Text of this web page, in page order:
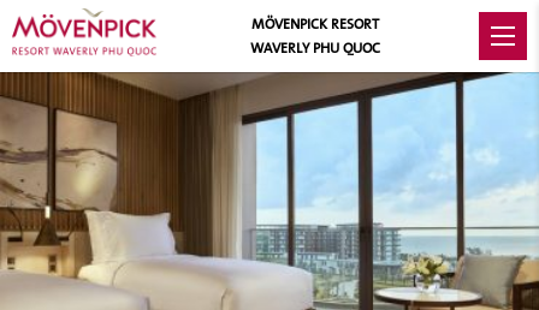
MÖVENPICK RESORT
WAVERLY PHU QUOC